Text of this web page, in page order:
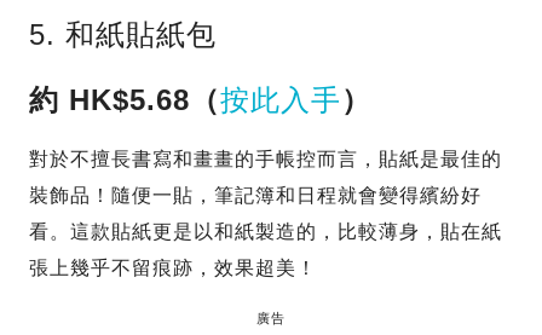
5. 和紙貼紙包
約 HK$5.68（按此入手）
對於不擅長書寫和畫畫的手帳控而言，貼紙是最佳的
裝飾品！隨便一貼，筆記簿和日程就會變得繽紛好
看。這款貼紙更是以和紙製造的，比較薄身，貼在紙
張上幾乎不留痕跡，效果超美！
廣告